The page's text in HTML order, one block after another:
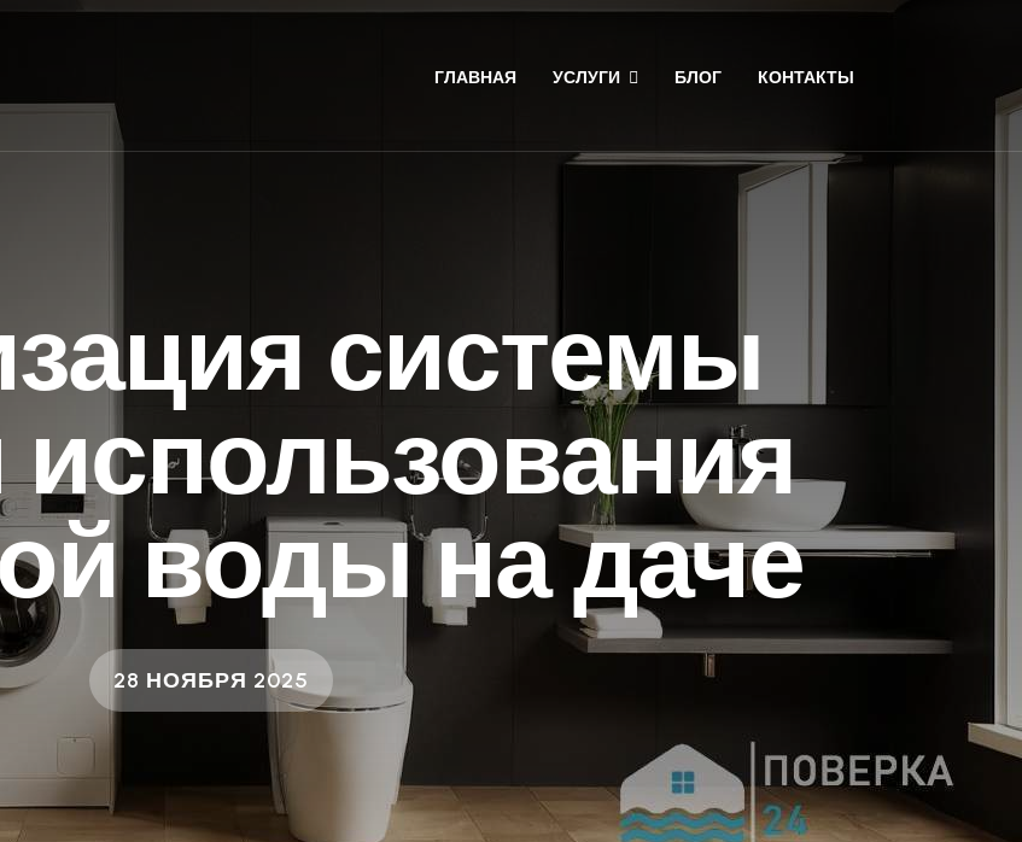
ГЛАВНАЯ УСЛУГИ БЛОГ КОНТАКТЫ
системы
использования
воды на даче
28 НОЯБРЯ 2025